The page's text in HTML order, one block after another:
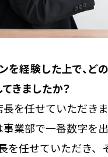
を経験した上で、ど
きましたか？
を任せていただきま
業部で一番数字を
を任せていただき、